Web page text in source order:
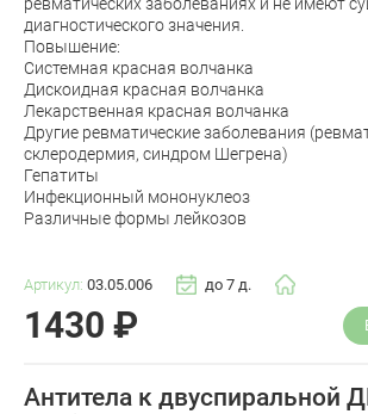
диагностического значения.
Повышение:
Системная красная волчанка
Дискоидная красная волчанка
Лекарственная красная волчанка
Другие ревматические заболевания
склеродермия, синдром Шегрена)
Гепатиты
Инфекционный мононуклеоз
Различные формы лейкозов
Артикул: 03.05.006 до 7 д.
1430 ₽
Антитела к двуспиральной